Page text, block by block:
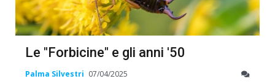
Le "Forbicine" e gli anni '50
Palma Silvestri 07/04/2025